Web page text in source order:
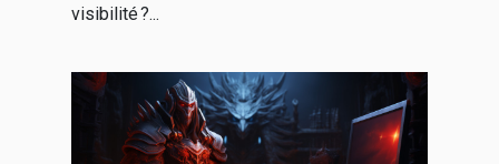
visibilité ?...